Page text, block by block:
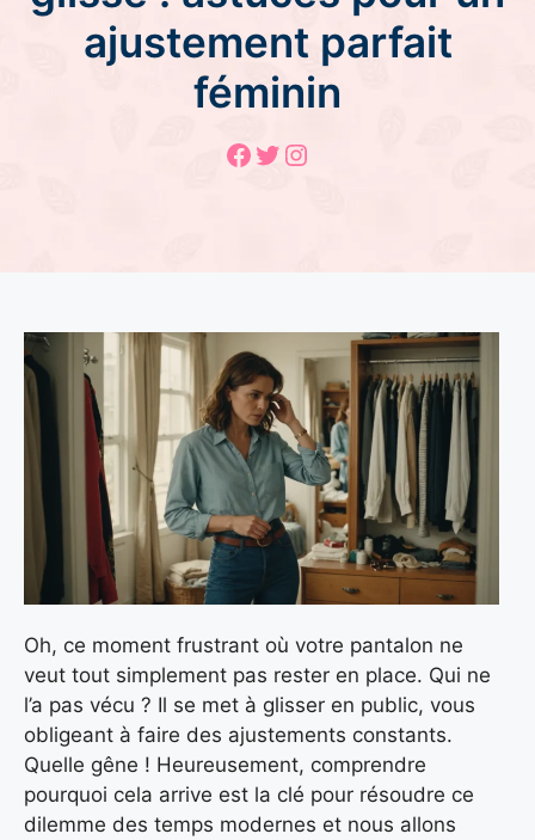
ajustement parfait
féminin
Facebook
Twitter
Instagram
Oh, ce moment frustrant où votre pantalon ne
veut tout simplement pas rester en place. Qui ne
l’a pas vécu ? Il se met à glisser en public, vous
obligeant à faire des ajustements constants.
Quelle gêne ! Heureusement, comprendre
pourquoi cela arrive est la clé pour résoudre ce
dilemme des temps modernes et nous allons